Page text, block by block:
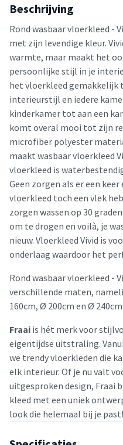
Beschrijving
Rond wasbaar vloerkleed -
met zijn levendige kleur.
warmte, maar maakt het
persoonlijke stijl in je
het vloerkleed gemakkelijk
interieurstijl en iedere
kinderkamer tot aan een
komt overal mooi tot zijn
microfiber polyester
maakt wasbaar vloerkleed
vloerkleed is
Geen zorgen als er een
vloerkleed toch een vlek
zorgen wassen op 30
om te drogen en voilà, je
nieuw. Vloerkleed Vivid is
onderlaag waardoor het
Rond wasbaar vloerkleed -
verschillende maten,
160cm, Ø 200cm en Ø 240cm.
Fraai is hét merk voor
eigentijdse uitstraling.
we trendy vloerkleden die
elk interieur. Of je nu valt
uitgesproken design, Fraai
kleed met een uniek
look die helemaal bij je